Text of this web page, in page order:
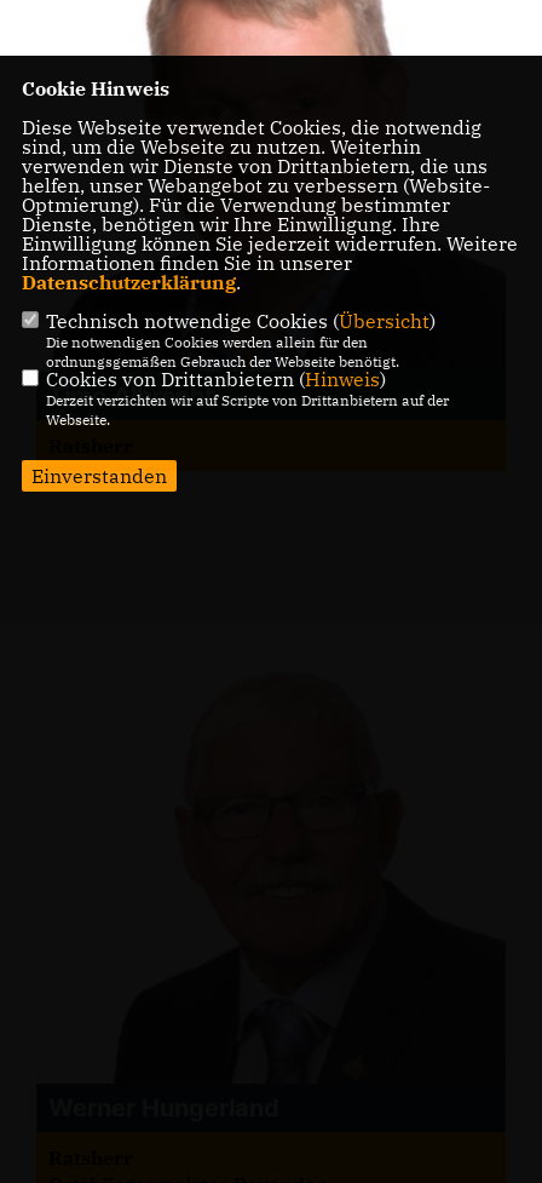
Timo Albrecht
Cookie Hinweis
Diese Webseite verwendet Cookies, die notwendig
sind, um die Webseite zu nutzen. Weiterhin
verwenden wir Dienste von Drittanbietern, die uns
helfen, unser Webangebot zu verbessern (Website-
Optmierung). Für die Verwendung bestimmter
Dienste, benötigen wir Ihre Einwilligung. Ihre
Einwilligung können Sie jederzeit widerrufen. Weitere
Informationen finden Sie in unserer
Datenschutzerklärung.
Technisch notwendige Cookies (Übersicht)
Die notwendigen Cookies werden allein für den
ordnungsgemäßen Gebrauch der Webseite benötigt.
Cookies von Drittanbietern (Hinweis)
Derzeit verzichten wir auf Scripte von Drittanbietern auf der
Webseite.
Einverstanden